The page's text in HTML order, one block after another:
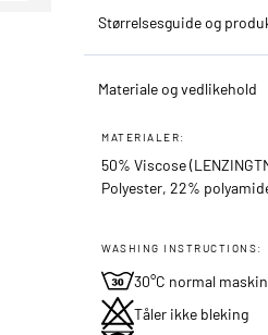
Størrelsesguide og
Materiale og vedlikehold
MATERIALER:
50% Viscose
Polyester, 22%
WASHING INSTRUCTIONS:
30°C normal
Tåler ikke bleking